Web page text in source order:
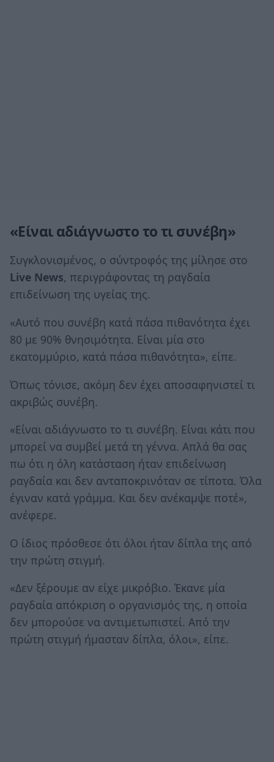
«Είναι αδιάγνωστο το τι συνέβη»
Συγκλονισμένος, ο σύντροφός της μίλησε στο
Live News, περιγράφοντας τη ραγδαία
επιδείνωση της υγείας της.
«Αυτό που συνέβη κατά πάσα πιθανότητα έχει
80 με 90% θνησιμότητα. Είναι μία στο
εκατομμύριο, κατά πάσα πιθανότητα», είπε.
Όπως τόνισε, ακόμη δεν έχει αποσαφηνιστεί τι
ακριβώς συνέβη.
«Είναι αδιάγνωστο το τι συνέβη. Είναι κάτι που
μπορεί να συμβεί μετά τη γέννα. Απλά θα σας
πω ότι η όλη κατάσταση ήταν επιδείνωση
ραγδαία και δεν ανταποκρινόταν σε τίποτα. Όλα
έγιναν κατά γράμμα. Και δεν ανέκαμψε ποτέ»,
ανέφερε.
Ο ίδιος πρόσθεσε ότι όλοι ήταν δίπλα της από
την πρώτη στιγμή.
«Δεν ξέρουμε αν είχε μικρόβιο. Έκανε μία
ραγδαία απόκριση ο οργανισμός της, η οποία
δεν μπορούσε να αντιμετωπιστεί. Από την
πρώτη στιγμή ήμασταν δίπλα, όλοι», είπε.